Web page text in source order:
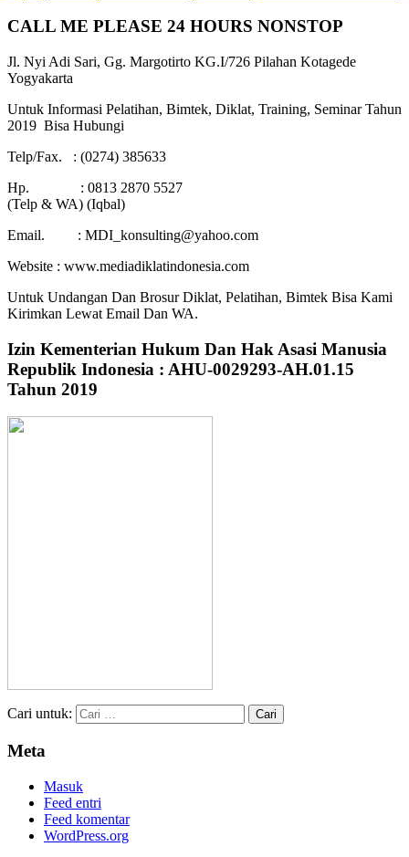
CALL ME PLEASE 24 HOURS NONSTOP
Jl. Nyi Adi Sari, Gg. Margotirto KG.I/726 Pilahan Kotagede
Yogyakarta
Untuk Informasi Pelatihan, Bimtek, Diklat, Training, Seminar Tahun
2019 Bisa Hubungi
Telp/Fax. : (0274) 385633
Hp. : 0813 2870 5527
(Telp & WA) (Iqbal)
Email. : MDI_konsulting@yahoo.com
Website : www.mediadiklatindonesia.com
Untuk Undangan Dan Brosur Diklat, Pelatihan, Bimtek Bisa Kami
Kirimkan Lewat Email Dan WA.
Izin Kementerian Hukum Dan Hak Asasi Manusia
Republik Indonesia : AHU-0029293-AH.01.15
Tahun 2019
Cari untuk:
Meta
Masuk
Feed entri
Feed komentar
WordPress.org